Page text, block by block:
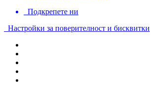
Подкрепете ни
Настройки за поверителност и бисквитки